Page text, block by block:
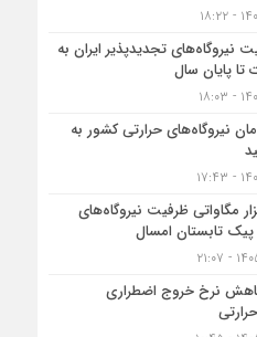
نیروگاه‌های تجدیدپذیر ایران به
نیروگاه‌های حرارتی کشور به
3 هزار مگاواتی ظرفیت نیروگاه‌های
پیک تابستان امسال
نرخ خروج اضطراری